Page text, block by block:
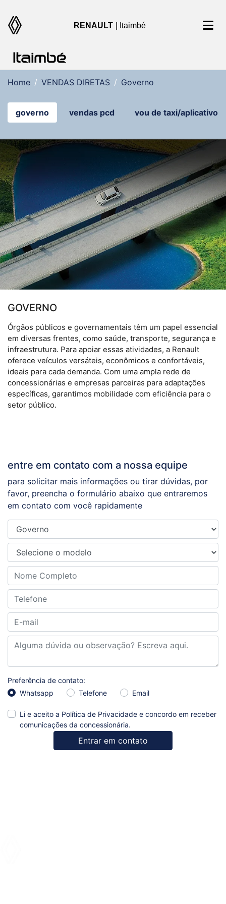
RENAULT | Itaimbé
Home VENDAS DIRETAS Governo
vendas pcd vou de taxi/aplicativo
governo
GOVERNO
Órgãos públicos e governamentais têm um papel essencial
em diversas frentes, como saúde, transporte, segurança e
infraestrutura. Para apoiar essas atividades, a Renault
oferece veículos versáteis, econômicos e confortáveis,
ideais para cada demanda. Com uma ampla rede de
concessionárias e empresas parceiras para adaptações
específicas, garantimos mobilidade com eficiência para o
setor público.
entre em contato com a nossa equipe
para solicitar mais informações ou tirar dúvidas, por
favor, preencha o formulário abaixo que entraremos
em contato com você rapidamente
Preferência de contato:
Whatsapp
Telefone Email
Li e aceito a Política de Privacidade e concordo em receber
comunicações da concessionária.
Entrar em contato